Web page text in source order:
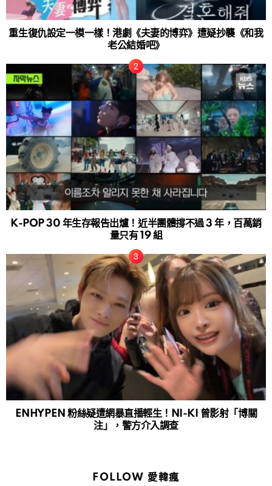
重生復仇設定一模一樣！港劇《夫妻的博弈》遭疑抄襲《和我
老公結婚吧》
K-POP 30 年生存報告出爐！近半團體撐不過 3 年，百萬銷
量只有 19 組
ENHYPEN 粉絲疑遭網暴直播輕生！NI-KI 曾影射「博關
注」，警方介入調查
FOLLOW 愛韓瘋